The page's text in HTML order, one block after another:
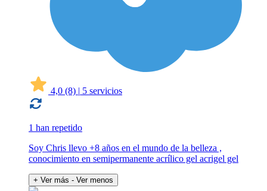
4,0 (8) | 5 servicios
1 han repetido
Soy Chris llevo +8 años en el mundo de la belleza ,
conocimiento en semipermanente acrílico gel acrigel gel
+ Ver más - Ver menos